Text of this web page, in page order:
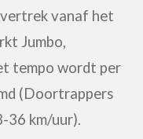
vanaf het
Jumbo,
tempo wordt per
(Doortrappers
36 km/uur).